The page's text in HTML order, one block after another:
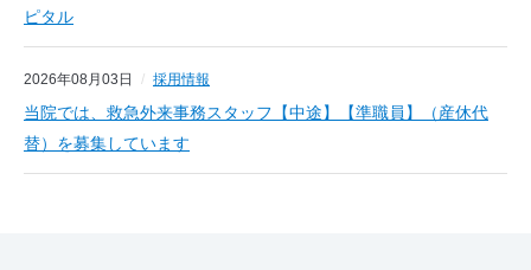
ピタル
2026年08月03日 採用情報
当院では、救急外来事務スタッフ【中途】【準職員】（産休代
替）を募集しています